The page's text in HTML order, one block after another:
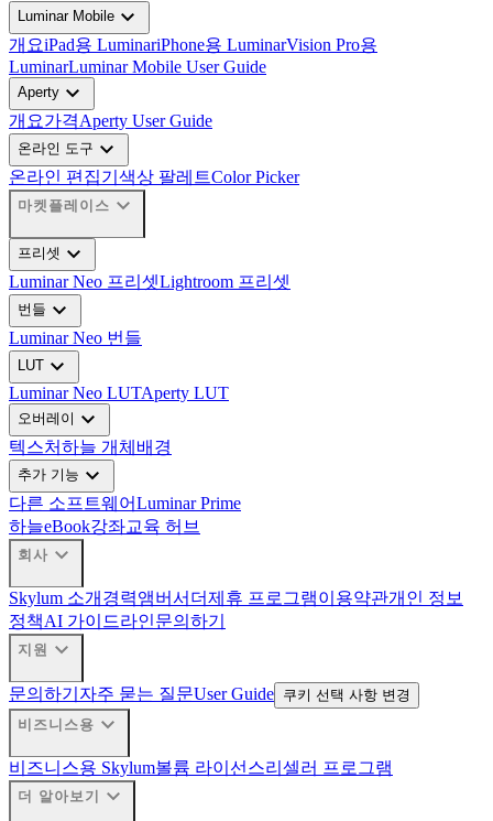
Luminar Mobile expand_more
개요iPad용 LuminariPhone용 LuminarVision Pro용
LuminarLuminar Mobile User Guide
Aperty expand_more
개요가격Aperty User Guide
온라인 도구 expand_more
온라인 편집기 색상 팔레트Color Picker
마켓플레이스 expand_more
프리셋 expand_more
Luminar Neo 프리셋Lightroom 프리셋
번들 expand_more
Luminar Neo 번들
LUT expand_more
Luminar Neo LUTAperty LUT
오버레이 expand_more
텍스처하늘 개체 배경
추가 기능 expand_more
다른 소프트웨어Luminar Prime
하늘eBook강좌교육 허브
회사 expand_more
Skylum 소개 경력앰버서더제휴 프로그램이용약관개인 정보
정책AI 가이드라인문의하기
지원 expand_more
문의하기 자주 묻는 질문User Guide 쿠키 선택 사항 변경
비즈니스용 expand_more
비즈니스용 Skylum볼륨 라이선스리셀러 프로그램
더 알아보기 expand_more